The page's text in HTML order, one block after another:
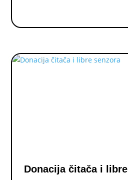
Donacija čitača i